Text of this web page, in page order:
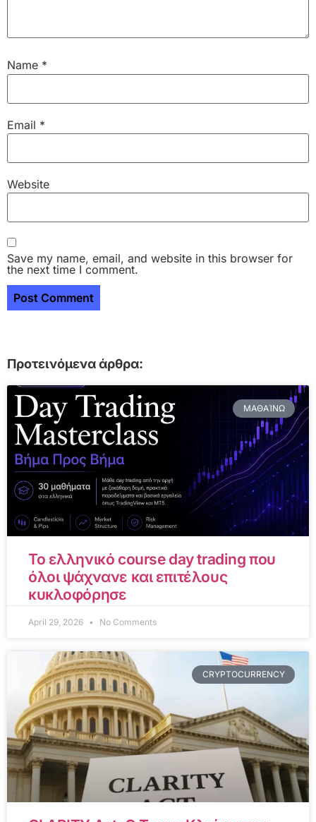
Name *
Email *
Website
Save my name, email, and website in this browser for
the next time I comment.
Προτεινόμενα άρθρα:
ΜΑΘΑΊΝΩ
Το ελληνικό course day trading που
όλοι ψάχνανε και επιτέλους
κυκλοφόρησε
April 29, 2026 No Comments
CRYPTOCURRENCY